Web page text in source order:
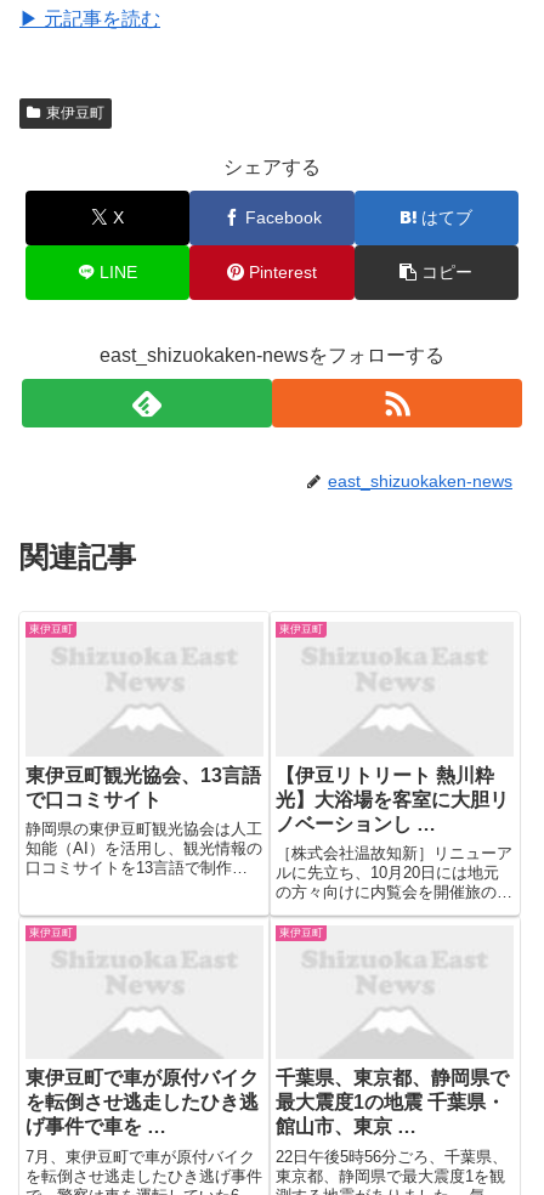
▶ 元記事を読む
東伊豆町
シェアする
X Facebook はてブ
LINE Pinterest コピー
east_shizuokaken-newsをフォローする
east_shizuokaken-news
関連記事
東伊豆町
東伊豆町観光協会、13言語
で口コミサイト
静岡県の東伊豆町観光協会は人工
知能（AI）を活用し、観光情報の
口コミサイトを13言語で制作す
に本格的に運用を始める。インバ
ウンド（訪日外国人）客の観光体
験を多言語で発信し、新たな需
東伊豆町
【伊豆リトリート 熱川粋
光】大浴場を客室に大胆リ
ノベーションし …
［株式会社温故知新］リニューア
ルに先立ち、10月20日には地元
の方々向けに内覧会を開催旅の目
的地となる宿（＝デスティネーシ
ョンホテル）をプロデュースする
株式会社温故知新（本社：東京都
新宿区、代表取締役：松山知樹、
以下：温故知新）が運営するホ...
東伊豆町
東伊豆町で車が原付バイク
を転倒させ逃走したひき逃
げ事件で車を …
7月、東伊豆町で車が原付バイク
を転倒させ逃走したひき逃げ事件
東伊豆町
千葉県、東京都、静岡県で
最大震度1の地震 千葉県・
館山市、東京 …
22日午後5時56分ごろ、千葉県、
東京都、静岡県で最大震度1を観